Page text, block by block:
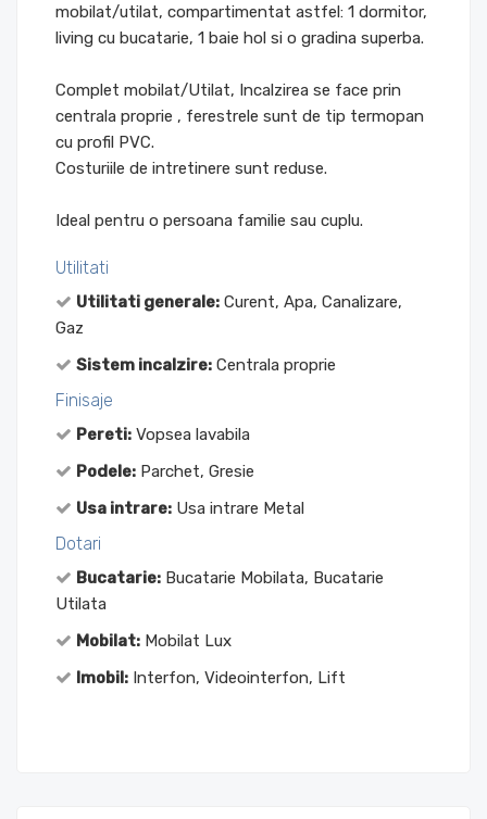
mobilat/utilat, compartimentat astfel: 1 dormitor,
living cu bucatarie, 1 baie hol si o gradina superba.
Complet mobilat/Utilat, Incalzirea se face prin
centrala proprie , ferestrele sunt de tip termopan
cu profil PVC.
Costuriile de intretinere sunt reduse.
Ideal pentru o persoana familie sau cuplu.
Utilitati
Utilitati generale: Curent, Apa, Canalizare,
Gaz
Sistem incalzire: Centrala proprie
Finisaje
Pereti: Vopsea lavabila
Podele: Parchet, Gresie
Usa intrare: Usa intrare Metal
Dotari
Bucatarie: Bucatarie Mobilata, Bucatarie
Utilata
Mobilat: Mobilat Lux
Imobil: Interfon, Videointerfon, Lift